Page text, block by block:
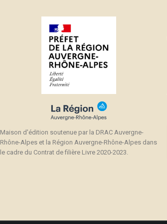
Maison d'édition soutenue par la DRAC Auvergne-
Rhône-Alpes et la Région Auvergne-Rhône-Alpes dans
le cadre du Contrat de filière Livre 2020-2023.